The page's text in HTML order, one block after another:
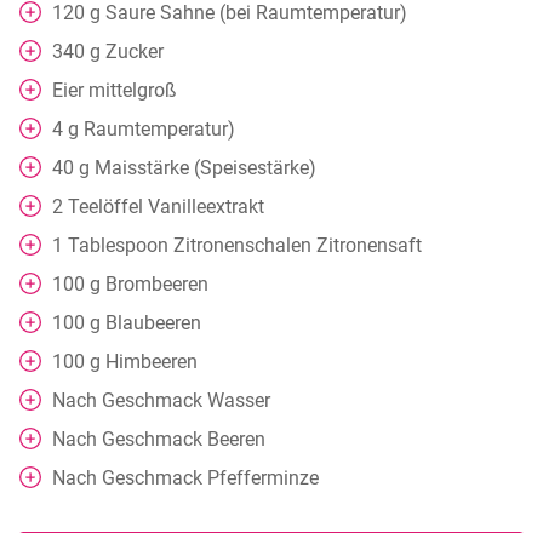
120 g Saure Sahne (bei Raumtemperatur)
340 g Zucker
Eier mittelgroß
4 g Raumtemperatur)
40 g Maisstärke (Speisestärke)
2 Teelöffel Vanilleextrakt
1 Tablespoon Zitronenschalen Zitronensaft
100 g Brombeeren
100 g Blaubeeren
100 g Himbeeren
Nach Geschmack Wasser
Nach Geschmack Beeren
Nach Geschmack Pfefferminze